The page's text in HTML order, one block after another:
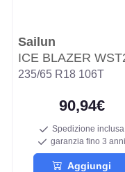
Sailun
ICE BLAZER
235/65 R18 106T
90,94€
Spedizione inclusa
garanzia fino 3 anni
Aggiungi